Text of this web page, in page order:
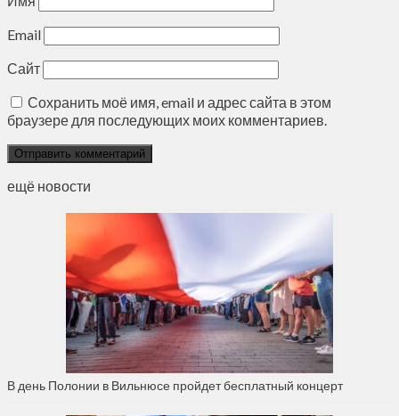
Email
Сайт
Сохранить моё имя, email и адрес сайта в этом
браузере для последующих моих комментариев.
ещё новости
В день Полонии в Вильнюсе пройдет бесплатный концерт